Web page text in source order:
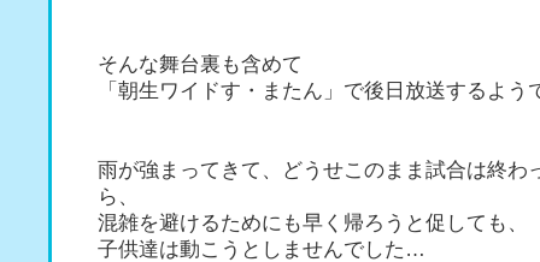
そんな舞台裏も含めて
「朝生ワイドす・またん」で後日放送するよう
雨が強まってきて、どうせこのまま試合は終わ
ら、
混雑を避けるためにも早く帰ろうと促しても、
子供達は動こうとしませんでした…